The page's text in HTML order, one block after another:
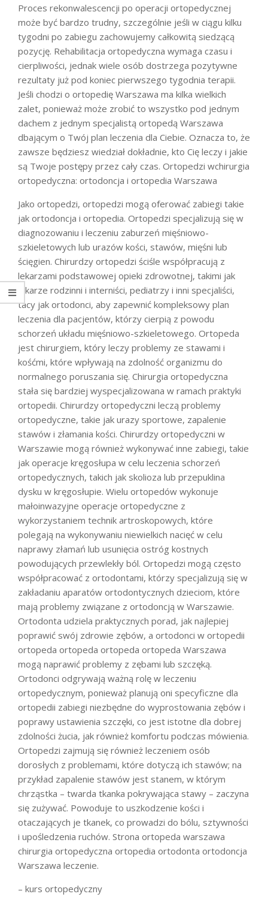
Proces rekonwalescencji po operacji ortopedycznej
może być bardzo trudny, szczególnie jeśli w ciągu kilku
tygodni po zabiegu zachowujemy całkowitą siedzącą
pozycję. Rehabilitacja ortopedyczna wymaga czasu i
cierpliwości, jednak wiele osób dostrzega pozytywne
rezultaty już pod koniec pierwszego tygodnia terapii.
Jeśli chodzi o ortopedię Warszawa ma kilka wielkich
zalet, ponieważ może zrobić to wszystko pod jednym
dachem z jednym specjalistą ortopedą Warszawa
dbającym o Twój plan leczenia dla Ciebie. Oznacza to, że
zawsze będziesz wiedział dokładnie, kto Cię leczy i jakie
są Twoje postępy przez cały czas. Ortopedzi wchirurgia
ortopedyczna: ortodoncja i ortopedia Warszawa
Jako ortopedzi, ortopedzi mogą oferować zabiegi takie
jak ortodoncja i ortopedia. Ortopedzi specjalizują się w
diagnozowaniu i leczeniu zaburzeń mięśniowo-
szkieletowych lub urazów kości, stawów, mięśni lub
ścięgien. Chirurdzy ortopedzi ściśle współpracują z
lekarzami podstawowej opieki zdrowotnej, takimi jak
lekarze rodzinni i interniści, pediatrzy i inni specjaliści,
tacy jak ortodonci, aby zapewnić kompleksowy plan
leczenia dla pacjentów, którzy cierpią z powodu
schorzeń układu mięśniowo-szkieletowego. Ortopeda
jest chirurgiem, który leczy problemy ze stawami i
kośćmi, które wpływają na zdolność organizmu do
normalnego poruszania się. Chirurgia ortopedyczna
stała się bardziej wyspecjalizowana w ramach praktyki
ortopedii. Chirurdzy ortopedyczni leczą problemy
ortopedyczne, takie jak urazy sportowe, zapalenie
stawów i złamania kości. Chirurdzy ortopedyczni w
Warszawie mogą również wykonywać inne zabiegi, takie
jak operacje kręgosłupa w celu leczenia schorzeń
ortopedycznych, takich jak skolioza lub przepuklina
dysku w kręgosłupie. Wielu ortopedów wykonuje
małoinwazyjne operacje ortopedyczne z
wykorzystaniem technik artroskopowych, które
polegają na wykonywaniu niewielkich nacięć w celu
naprawy złamań lub usunięcia ostróg kostnych
powodujących przewlekły ból. Ortopedzi mogą często
współpracować z ortodontami, którzy specjalizują się w
zakładaniu aparatów ortodontycznych dzieciom, które
mają problemy związane z ortodoncją w Warszawie.
Ortodonta udziela praktycznych porad, jak najlepiej
poprawić swój zdrowie zębów, a ortodonci w ortopedii
ortopeda ortopeda ortopeda ortopeda Warszawa
mogą naprawić problemy z zębami lub szczęką.
Ortodonci odgrywają ważną rolę w leczeniu
ortopedycznym, ponieważ planują oni specyficzne dla
ortopedii zabiegi niezbędne do wyprostowania zębów i
poprawy ustawienia szczęki, co jest istotne dla dobrej
zdolności żucia, jak również komfortu podczas mówienia.
Ortopedzi zajmują się również leczeniem osób
dorosłych z problemami, które dotyczą ich stawów; na
przykład zapalenie stawów jest stanem, w którym
chrząstka – twarda tkanka pokrywająca stawy – zaczyna
się zużywać. Powoduje to uszkodzenie kości i
otaczających je tkanek, co prowadzi do bólu, sztywności
i upośledzenia ruchów. Strona ortopeda warszawa
chirurgia ortopedyczna ortopedia ortodonta ortodoncja
Warszawa leczenie.
– kurs ortopedyczny